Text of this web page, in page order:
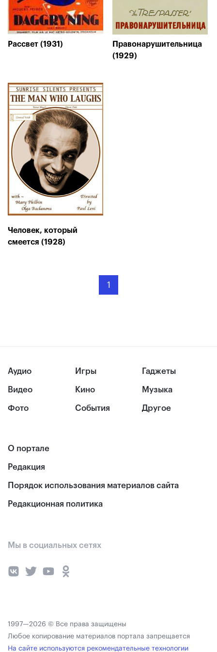
Рассвет (1931)
Правонарушительница
(1929)
Человек, который
смеется (1928)
1
Аудио
Видео
Фото
Игры
Кино
События
Гаджеты
Музыка
Другое
О портале
Редакция
Порядок использования материалов сайта
Редакционная политика
Мы в социальных сетях
1997—2026 © Все права защищены
Любое копирование материалов портала запрещается
На сайте используются рекомендательные технологии